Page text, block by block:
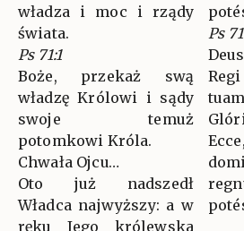
władza i moc i rządy
świata.
Ps 71:1
Boże, przekaż swą
władzę Królowi i sądy
swoje temuż
potomkowi Króla.
Chwała Ojcu…
Oto już nadszedł
Władca najwyższy: a w
ręku Jego królewska
Ps